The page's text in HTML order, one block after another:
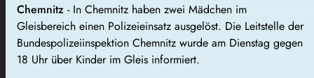
Chemnitz - In Chemnitz haben zwei Mädchen im
Gleisbereich einen Polizeieinsatz ausgelöst. Die Leitstelle der
Bundespolizeiinspektion Chemnitz wurde am Dienstag gegen
18 Uhr über Kinder im Gleis informiert.